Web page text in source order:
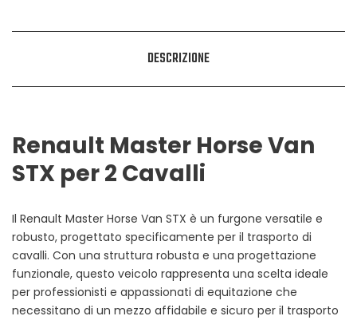
DESCRIZIONE
Renault Master Horse Van
STX per 2 Cavalli
Il Renault Master Horse Van STX è un furgone versatile e
robusto, progettato specificamente per il trasporto di
cavalli. Con una struttura robusta e una progettazione
funzionale, questo veicolo rappresenta una scelta ideale
per professionisti e appassionati di equitazione che
necessitano di un mezzo affidabile e sicuro per il trasporto